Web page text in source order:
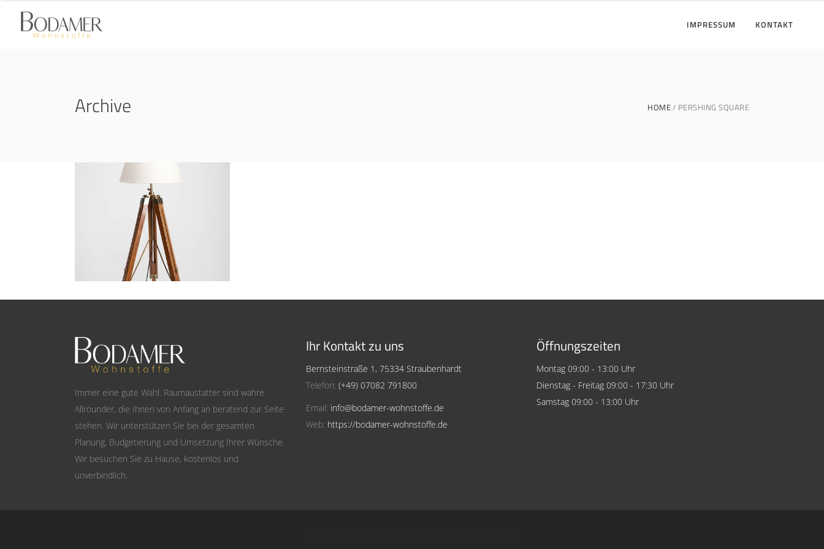
IMPRESSUM KONTAKT
Archive HOME PERSHING SQUARE
Industrial Inspire
PERSHING SQUARE
Immer eine gute Wahl. Raumaustatter sind wahre
Allrounder, die Ihnen von Anfang an beratend zur Seite
stehen. Wir unterstützen Sie bei der gesamten
Planung, Budgetierung und Umsetzung Ihrer Wünsche.
Wir besuchen Sie zu Hause, kostenlos und
unverbindlich.
Ihr Kontakt zu uns
Bernsteinstraße 1, 75334 Straubenhardt
Telefon: (+49) 07082 791800
Email: info@bodamer-wohnstoffe.de
Web: https://bodamer-wohnstoffe.de
Öffnungszeiten
Montag 09:00 - 13:00 Uhr
Dienstag - Freitag 09:00 - 17:30 Uhr
Samstag 09:00 - 13:00 Uhr